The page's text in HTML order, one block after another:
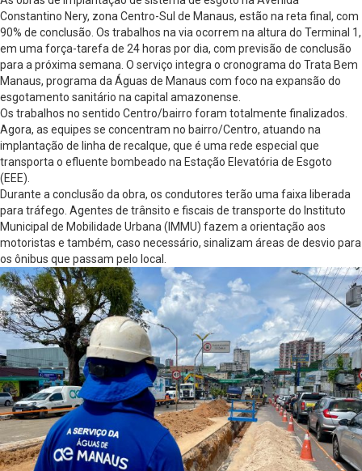
Constantino Nery, zona Centro-Sul de Manaus, estão na reta final, com
90% de conclusão. Os trabalhos na via ocorrem na altura do Terminal 1,
em uma força-tarefa de 24 horas por dia, com previsão de conclusão
para a próxima semana. O serviço integra o cronograma do Trata Bem
Manaus, programa da Águas de Manaus com foco na expansão do
esgotamento sanitário na capital amazonense.
Os trabalhos no sentido Centro/bairro foram totalmente finalizados.
Agora, as equipes se concentram no bairro/Centro, atuando na
implantação de linha de recalque, que é uma rede especial que
transporta o efluente bombeado na Estação Elevatória de Esgoto
(EEE).
Durante a conclusão da obra, os condutores terão uma faixa liberada
para tráfego. Agentes de trânsito e fiscais de transporte do Instituto
Municipal de Mobilidade Urbana (IMMU) fazem a orientação aos
motoristas e também, caso necessário, sinalizam áreas de desvio para
os ônibus que passam pelo local.